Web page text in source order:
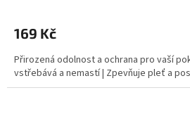
169 Kč
Přirozená odolnost a ochrana pro vaší
vstřebává a nemastí | Zpevňuje pleť a